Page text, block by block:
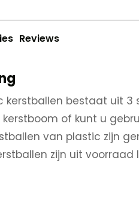
Reviews
kerstballen bestaat uit 3
of kunt u
van plastic zijn
zijn uit voorraad